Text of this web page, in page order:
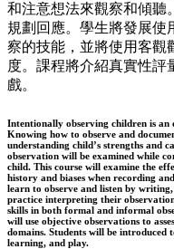
和注意想法來觀察和傾聽
規劃回應。學生將發展使
察的技能，並將使用客觀
度。課程將介紹真實性評
戲。
Intentionally observing children is an
Knowing how to observe and
understanding child’s strengths and
observation will be examined while
child. This course will examine the
history and biases when recording
learn to observe and listen by
practice interpreting their
skills in both formal and informal
will use objective observations to
domains. Students will be introduced
learning, and play.